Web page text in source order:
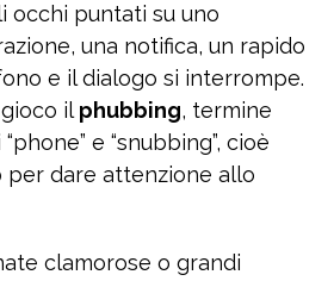
occhi puntati su uno
una notifica, un rapido
e il dialogo si interrompe.
ilphubbing, termine
e “snubbing”, cioè
per dare attenzione allo
clamorose o grandi